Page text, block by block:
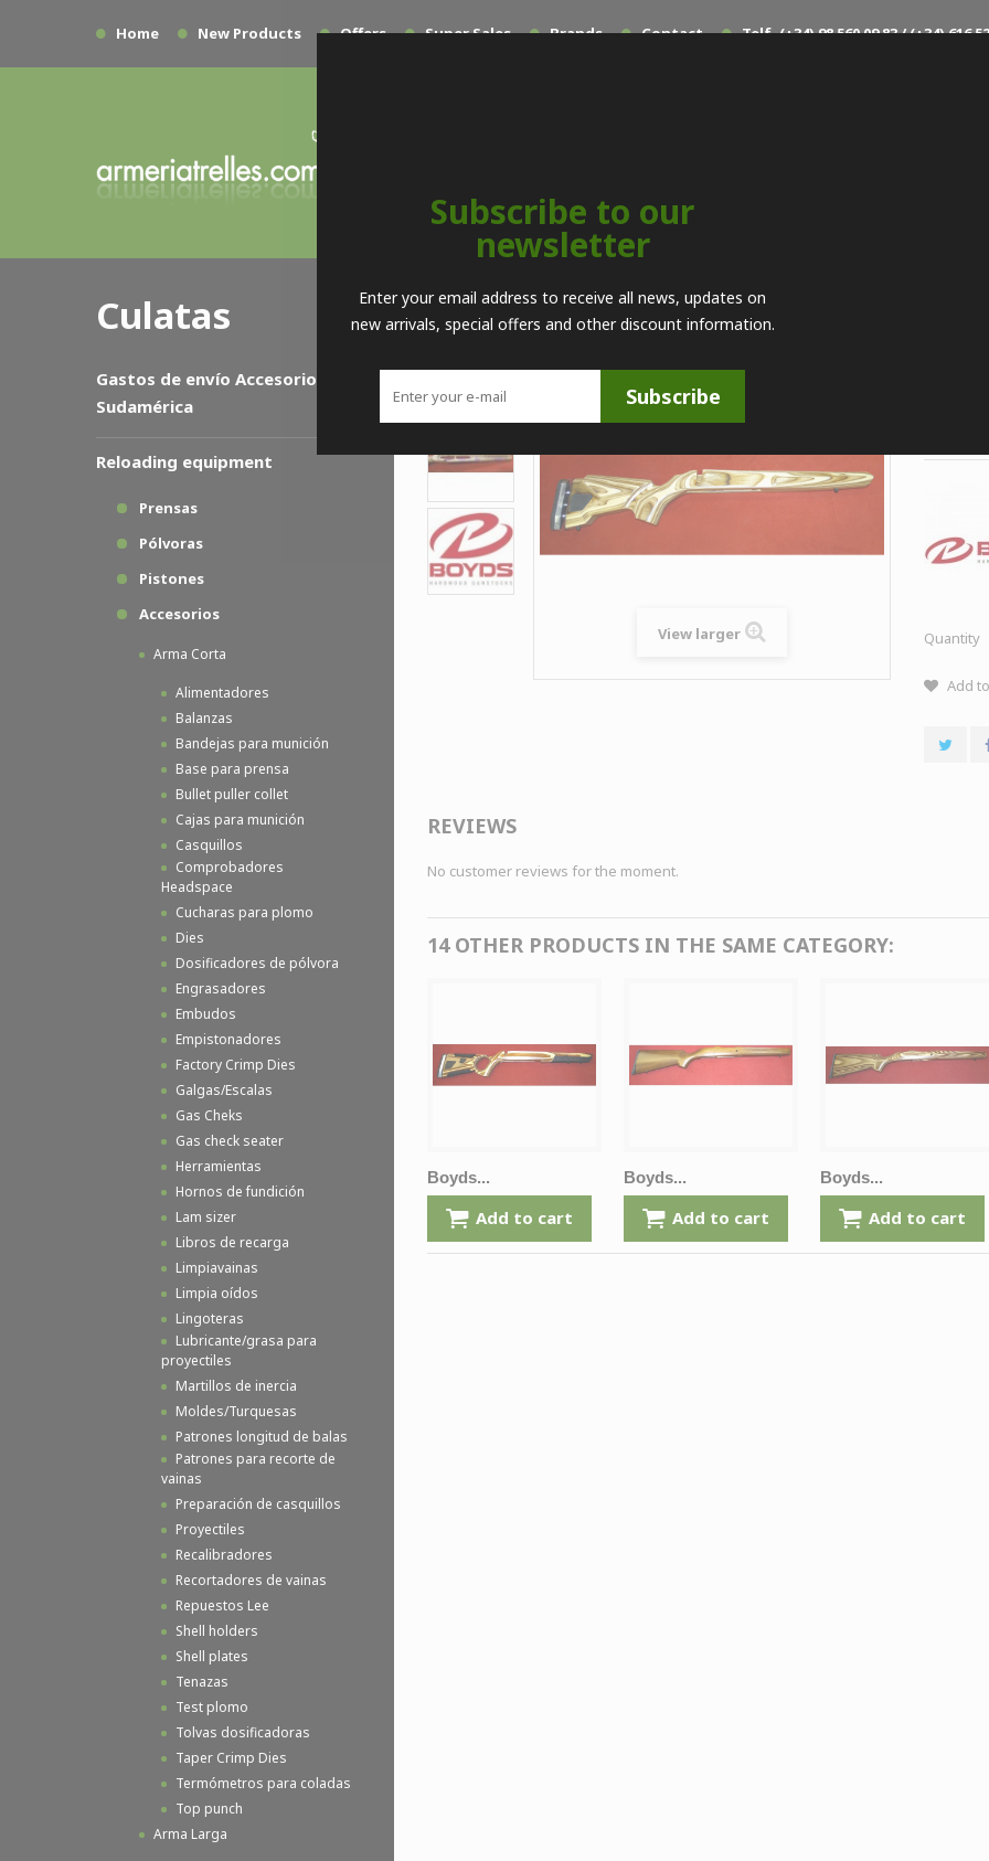
Home New Products Offers Super Sales Brands Contact Telf. (+34) 98 560 09 83 / (+34) 616
View larger Quantity
Add
REVIEWS
No customer reviews for the moment.
14 OTHER PRODUCTS IN THE SAME CATEGORY:
Boyds...
Add to cart
Boyds...
Add to cart
Boyds...
Add to cart
Culatas
Gastos de envío Accesorios
Sudamérica
Reloading equipment
Prensas
Pólvoras
Pistones
Accesorios
Arma Corta
Alimentadores
Balanzas
Bandejas para munición
Base para prensa
Bullet puller collet
Cajas para munición
Casquillos
Comprobadores
Headspace
Cucharas para plomo
Dies
Dosificadores de pólvora
Engrasadores
Embudos
Empistonadores
Factory Crimp Dies
Galgas/Escalas
Gas Cheks
Gas check seater
Herramientas
Hornos de fundición
Lam sizer
Libros de recarga
Limpiavainas
Limpia oídos
Lingoteras
Lubricante/grasa para
proyectiles
Martillos de inercia
Moldes/Turquesas
Patrones longitud de balas
Patrones para recorte de
vainas
Preparación de casquillos
Proyectiles
Recalibradores
Recortadores de vainas
Repuestos Lee
Shell holders
Shell plates
Tenazas
Test plomo
Tolvas dosificadoras
Taper Crimp Dies
Termómetros para coladas
Top punch
Arma Larga
Subscribe to our
newsletter
Enter your email address to receive all news, updates on
new arrivals, special offers and other discount information.
Subscribe